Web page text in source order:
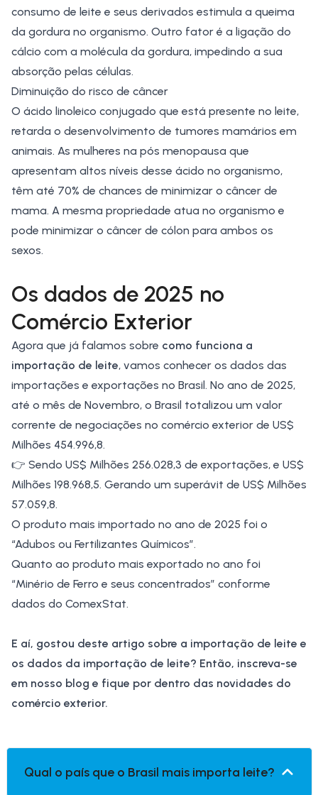
consumo de leite e seus derivados estimula a queima
da gordura no organismo. Outro fator é a ligação do
cálcio com a molécula da gordura, impedindo a sua
absorção pelas células.
Diminuição do risco de câncer
O ácido linoleico conjugado que está presente no leite,
retarda o desenvolvimento de tumores mamários em
animais. As mulheres na pós menopausa que
apresentam altos níveis desse ácido no organismo,
têm até 70% de chances de minimizar o câncer de
mama. A mesma propriedade atua no organismo e
pode minimizar o câncer de cólon para ambos os
sexos.
Os dados de 2025 no
Comércio Exterior
Agora que já falamos sobre como funciona a
importação de leite, vamos conhecer os dados das
importações e exportações no Brasil. No ano de 2025,
até o mês de Novembro, o Brasil totalizou um valor
corrente de negociações no comércio exterior de US$
Milhões 454.996,8.
👉 Sendo US$ Milhões 256.028,3 de exportações, e US$
Milhões 198.968,5. Gerando um superávit de US$ Milhões
57.059,8.
O produto mais importado no ano de 2025 foi o
“Adubos ou Fertilizantes Químicos”.
Quanto ao produto mais exportado no ano foi
“Minério de Ferro e seus concentrados” conforme
dados do ComexStat.
E aí, gostou deste artigo sobre a importação de leite e
os dados da importação de leite? Então, inscreva-se
em nosso blog e fique por dentro das novidades do
comércio exterior.
Qual o país que o Brasil mais importa leite?